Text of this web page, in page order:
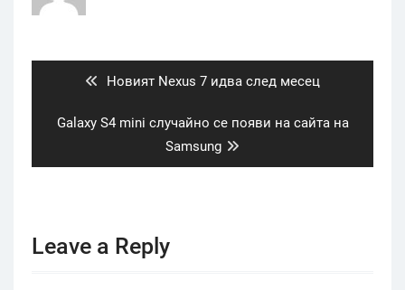
Previous
Новият Nexus 7 идва след месец
Next
Galaxy S4 mini случайно се появи на сайта на
Samsung
Leave a Reply